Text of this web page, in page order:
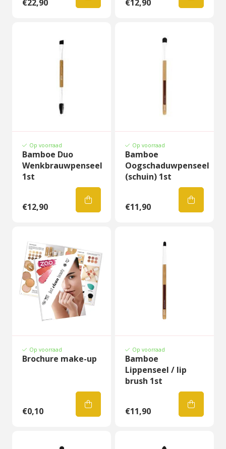
€22,90 €12,90
Op voorraad
Bamboe Duo
Wenkbrauwpenseel
1st
€12,90
Op voorraad
Bamboe
Oogschaduwpenseel
(schuin) 1st
€11,90
Op voorraad
Brochure make-up
€0,10
Op voorraad
Bamboe
Lippenseel / lip
brush 1st
€11,90